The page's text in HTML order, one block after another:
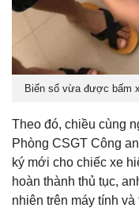
Biển số vừa được bấm
Theo đó, chiều cùng
Phòng CSGT Công
ký mới cho chiếc xe
hoàn thành thủ tục,
nhiên trên máy tính